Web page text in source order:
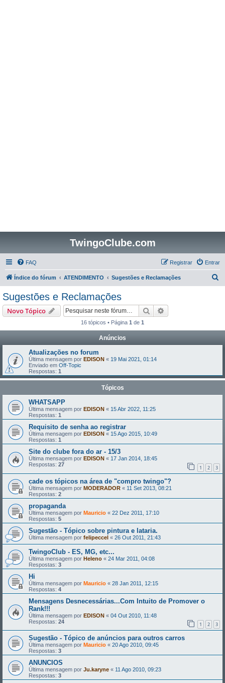
TwingoClube.com
FAQ Entrar
Registrar
Índice do fórum ATENDIMENTO Sugestões e Reclamações
Sugestões e Reclamações
Novo Tópico Pesquisar
16 tópicos • Página 1 de 1
Anúncios
Atualizações no forum
Última mensagem por EDISON « 19 Mai 2021, 01:14
Enviado em Off-Topic
Respostas: 1
Tópicos
WHATSAPP
Última mensagem por EDISON « 15 Abr 2022, 11:25
Respostas: 1
Requisito de senha ao registrar
Última mensagem por EDISON « 15 Ago 2015, 10:49
Respostas: 1
Site do clube fora do ar - 15/3
Última mensagem por EDISON « 17 Jan 2014, 18:45
Respostas: 27 1 2 3
cade os tópicos na área de "compro twingo"?
Última mensagem por MODERADOR « 11 Set 2013, 08:21
Respostas: 2
propaganda
Última mensagem por Mauricio « 22 Dez 2011, 17:10
Respostas: 5
Sugestão - Tópico sobre pintura e lataria.
Última mensagem por felipeccel « 26 Out 2011, 21:43
TwingoClub - ES, MG, etc...
Última mensagem por Heleno « 24 Mar 2011, 04:08
Respostas: 3
Hi
Última mensagem por Mauricio « 28 Jan 2011, 12:15
Respostas: 4
Mensagens Desnecessárias...Com Intuito de Promover o
Rank!!!
Última mensagem por EDISON « 04 Out 2010, 11:48
Respostas: 24 1 2 3
Sugestão - Tópico de anúncios para outros carros
Última mensagem por Mauricio « 20 Ago 2010, 09:45
Respostas: 3
ANUNCIOS
Última mensagem por Ju.karyne « 11 Ago 2010, 09:23
Respostas: 3